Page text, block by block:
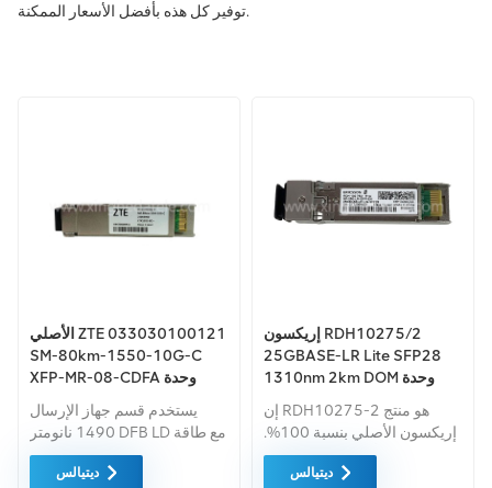
توفير كل هذه بأفضل الأسعار الممكنة.
الأصلي ZTE 033030100121
SM-80km-1550-10G-C
XFP-MR-08-CDFA وحدة
الألياف البصرية فئة 1 ليزر
يستخدم قسم جهاز الإرسال
1490 نانومتر DFB LD مع طاقة
تلقائية وظيفة التحكم (APC)
ودوائر تعويض درجة الحرارة
ديتيالس
إريكسون RDH10275/2
25GBASE-LR Lite SFP28
1310nm 2km DOM وحدة
الإرسال والاستقبال SP-25E-
LR-IDFP-EN
إن RDH10275-2 هو منتج
إريكسون الأصلي بنسبة 100%.
لن يكون لها أي مشكلة التوافق
ديتيالس